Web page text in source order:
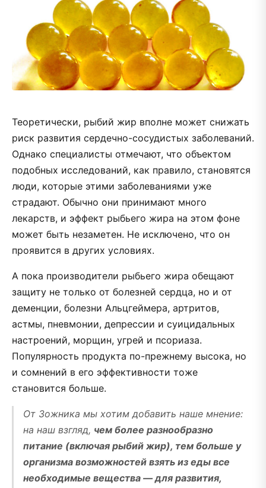
Теоретически, рыбий жир вполне может снижать
риск развития сердечно-сосудистых заболеваний.
Однако специалисты отмечают, что объектом
подобных исследований, как правило, становятся
люди, которые этими заболеваниями уже
страдают. Обычно они принимают много
лекарств, и эффект рыбьего жира на этом фоне
может быть незаметен. Не исключено, что он
проявится в других условиях.
А пока производители рыбьего жира обещают
защиту не только от болезней сердца, но и от
деменции, болезни Альцгеймера, артритов,
астмы, пневмонии, депрессии и суицидальных
настроений, морщин, угрей и псориаза.
Популярность продукта по-прежнему высока, но
и сомнений в его эффективности тоже
становится больше.
От Зожника мы хотим добавить наше мнение:
на наш взгляд, чем более разнообразно
питание (включая рыбий жир), тем больше у
организма возможностей взять из еды все
необходимые вещества — для развития,